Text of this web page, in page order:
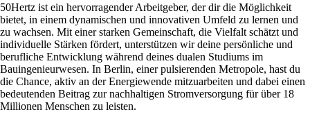
50Hertz ist ein hervorragender Arbeitgeber, der dir die Möglichkeit
bietet, in einem dynamischen und innovativen Umfeld zu lernen und
zu wachsen. Mit einer starken Gemeinschaft, die Vielfalt schätzt und
individuelle Stärken fördert, unterstützen wir deine persönliche und
berufliche Entwicklung während deines dualen Studiums im
Bauingenieurwesen. In Berlin, einer pulsierenden Metropole, hast du
die Chance, aktiv an der Energiewende mitzuarbeiten und dabei einen
bedeutenden Beitrag zur nachhaltigen Stromversorgung für über 18
Millionen Menschen zu leisten.